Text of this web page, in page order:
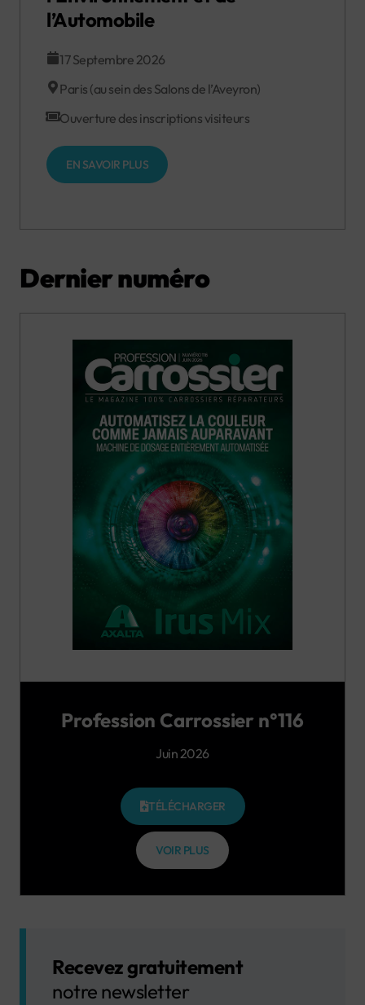
l’Automobile
17 Septembre 2026
Paris (au sein des Salons de l’Aveyron)
Ouverture des inscriptions visiteurs
EN SAVOIR PLUS
Dernier numéro
Profession Carrossier n°116
Juin 2026
TÉLÉCHARGER
VOIR PLUS
Recevez gratuitement
notre newsletter